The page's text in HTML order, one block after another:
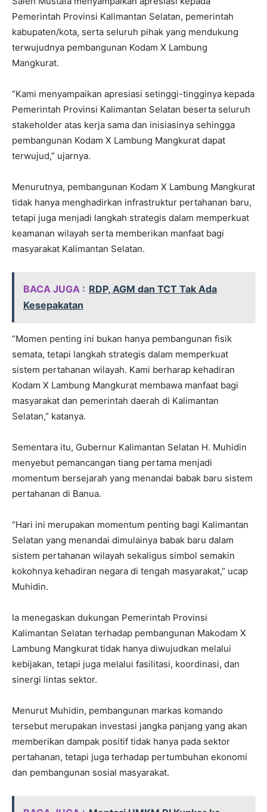
Pemerintah Provinsi Kalimantan Selatan, pemerintah
kabupaten/kota, serta seluruh pihak yang mendukung
terwujudnya pembangunan Kodam X Lambung
Mangkurat.
“Kami menyampaikan apresiasi setinggi-tingginya kepada
Pemerintah Provinsi Kalimantan Selatan beserta seluruh
stakeholder atas kerja sama dan inisiasinya sehingga
pembangunan Kodam X Lambung Mangkurat dapat
terwujud,” ujarnya.
Menurutnya, pembangunan Kodam X Lambung Mangkurat
tidak hanya menghadirkan infrastruktur pertahanan baru,
tetapi juga menjadi langkah strategis dalam memperkuat
keamanan wilayah serta memberikan manfaat bagi
masyarakat Kalimantan Selatan.
BACA JUGA : RDP, AGM dan TCT Tak Ada
Kesepakatan
“Momen penting ini bukan hanya pembangunan fisik
semata, tetapi langkah strategis dalam memperkuat
sistem pertahanan wilayah. Kami berharap kehadiran
Kodam X Lambung Mangkurat membawa manfaat bagi
masyarakat dan pemerintah daerah di Kalimantan
Selatan,” katanya.
Sementara itu, Gubernur Kalimantan Selatan H. Muhidin
menyebut pemancangan tiang pertama menjadi
momentum bersejarah yang menandai babak baru sistem
pertahanan di Banua.
“Hari ini merupakan momentum penting bagi Kalimantan
Selatan yang menandai dimulainya babak baru dalam
sistem pertahanan wilayah sekaligus simbol semakin
kokohnya kehadiran negara di tengah masyarakat,” ucap
Muhidin.
Ia menegaskan dukungan Pemerintah Provinsi
Kalimantan Selatan terhadap pembangunan Makodam X
Lambung Mangkurat tidak hanya diwujudkan melalui
kebijakan, tetapi juga melalui fasilitasi, koordinasi, dan
sinergi lintas sektor.
Menurut Muhidin, pembangunan markas komando
tersebut merupakan investasi jangka panjang yang akan
memberikan dampak positif tidak hanya pada sektor
pertahanan, tetapi juga terhadap pertumbuhan ekonomi
dan pembangunan sosial masyarakat.